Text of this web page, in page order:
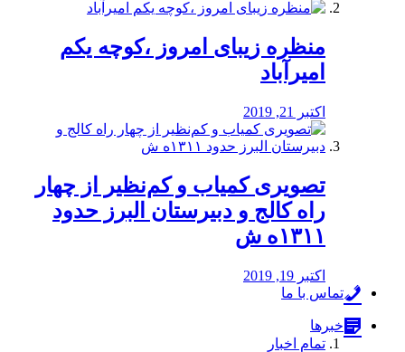
منظره‌‌ زیبای امروز ،کوچه یکم
امیرآباد
اکتبر 21, 2019
️تصویری کمیاب و کم‌نظیر از چهار
راه كالج و دبيرستان البرز حدود
۱۳۱۱ه ش
اکتبر 19, 2019
تماس با ما
خبرها
تمام اخبار